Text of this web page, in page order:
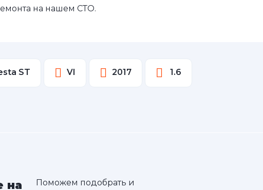
на нашем СТО.
ST VI 2017 1.6
на
Поможем подобрать и